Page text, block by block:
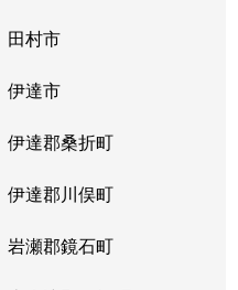
田村市
伊達市
伊達郡桑折町
伊達郡川俣町
岩瀬郡鏡石町